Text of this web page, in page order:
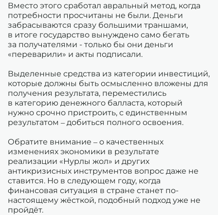
Вместо этого сработал авральный метод, когда
потребности просчитаны не были. Деньги
забрасываются сразу большими траншами,
в итоге государство вынуждено само бегать
за получателями - только бы они деньги
«переварили» и акты подписали.
Выделенные средства из категории инвестиций,
которые должны быть осмысленно вложены для
получения результата, переместились
в категорию денежного балласта, который
нужно срочно пристроить, с единственным
результатом – добиться полного освоения.
Обратите внимание – о качественных
изменениях экономики в результате
реализации «Нурлы жол» и других
антикризисных инструментов вопрос даже не
ставится. Но в следующем году, когда
финансовая ситуация в стране станет по-
настоящему жёсткой, подобный подход уже не
пройдёт.